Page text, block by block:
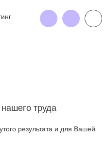
труда
результата и для Вашей